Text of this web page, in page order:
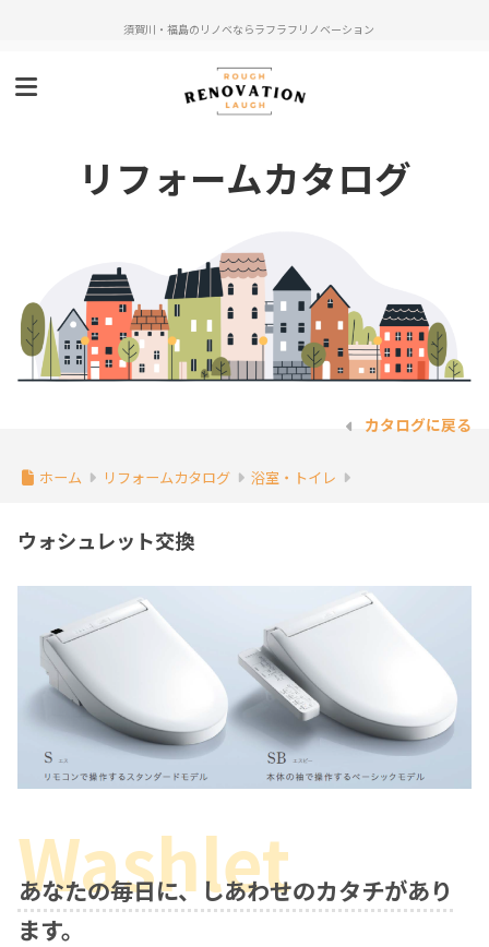
須賀川・福島のリノベならラフラフリノベーション
リフォームカタログ
カタログに戻る
ホーム リフォームカタログ 浴室・トイレ
ウォシュレット交換
あなたの毎日に、しあわせのカタチがあり
ます。